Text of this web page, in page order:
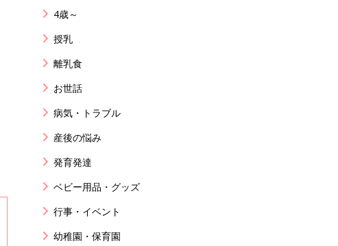
4歳～
授乳
離乳食
お世話
病気・トラブル
産後の悩み
発育発達
ベビー用品・グッズ
行事・イベント
幼稚園・保育園